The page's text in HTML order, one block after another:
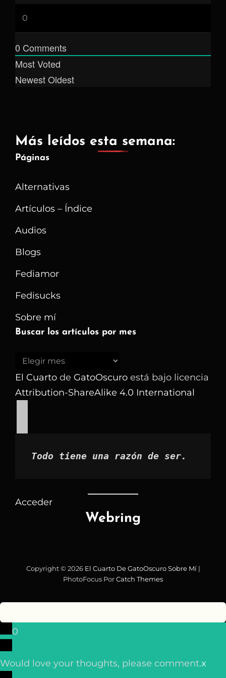
0 Comments
Most Voted
NewestOldest
Más leídos esta semana:
Páginas
Alternativas
Artículos – Índice
Audios
Blogs
Fediamor
Fedisucks
Sobre mí
Buscar los artículos por mes
Buscar
los
artículos
El Cuarto de GatoOscuro está bajo licencia
Attribution-ShareAlike 4.0 International
Todo tiene una razón de ser.
Acceder
Webring
Copyright © 2026 El Cuarto De GatoOscuro Sobre Mí|
PhotoFocus PorCatch Themes
0
Would love your thoughts, please comment.x